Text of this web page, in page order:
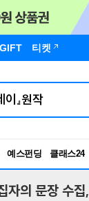
티켓
예스펀딩 클래스24
자의 문장 수집,